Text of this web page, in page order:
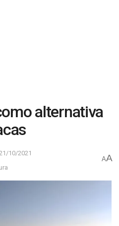
alternativa
10/2021
AA